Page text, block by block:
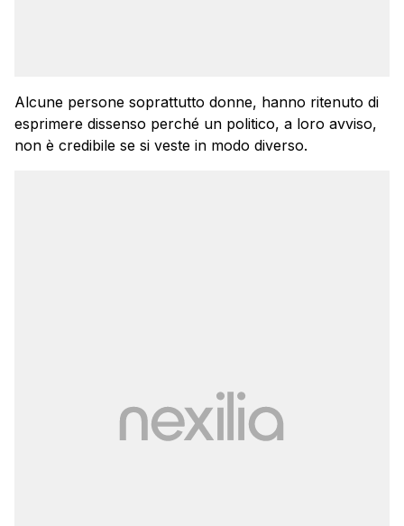
Alcune persone soprattutto donne, hanno ritenuto di
esprimere dissenso perché un politico, a loro avviso,
non è credibile se si veste in modo diverso.